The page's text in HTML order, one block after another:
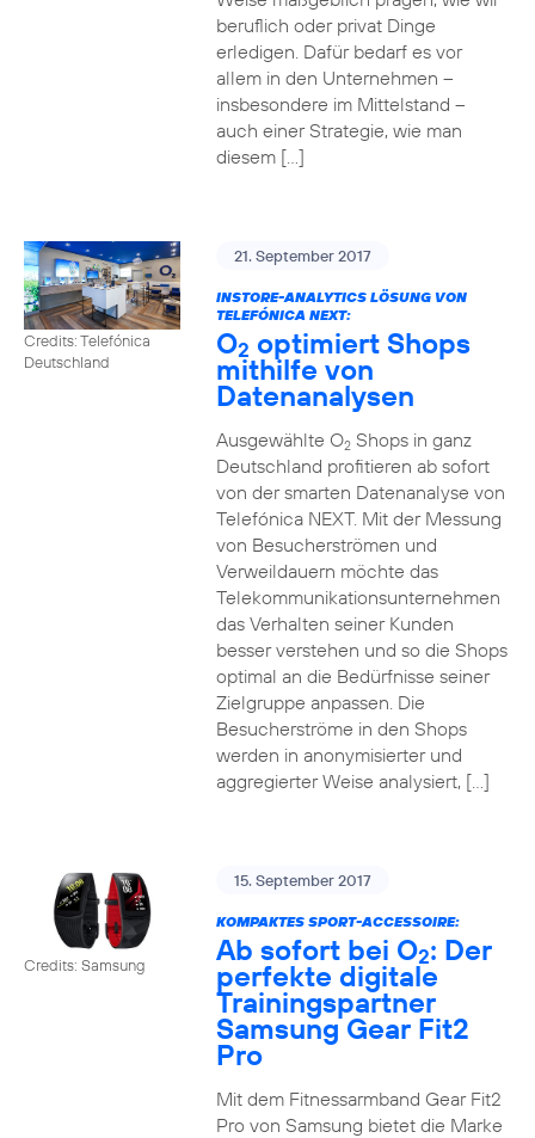
beruflich oder privat Dinge
erledigen. Dafür bedarf es vor
allem in den Unternehmen –
insbesondere im Mittelstand –
auch einer Strategie, wie man
diesem […]
Credits: Telefónica
Deutschland
21. September 2017
INSTORE-ANALYTICS LÖSUNG VON
TELEFÓNICA NEXT:
O2 optimiert Shops
mithilfe von
Datenanalysen
Ausgewählte O2Shops in ganz
Deutschland profitieren ab sofort
von der smarten Datenanalyse von
Telefónica NEXT. Mit der Messung
von Besucherströmen und
Verweildauern möchte das
Telekommunikationsunternehmen
das Verhalten seiner Kunden
besser verstehen und so die Shops
optimal an die Bedürfnisse seiner
Zielgruppe anpassen. Die
Besucherströme in den Shops
werden in anonymisierter und
aggregierter Weise analysiert, […]
Credits: Samsung
15. September 2017
KOMPAKTES SPORT-ACCESSOIRE:
Ab sofort bei O2: Der
perfekte digitale
Trainingspartner
Samsung Gear Fit2
Pro
Mit dem Fitnessarmband Gear Fit2
Pro von Samsung bietet die Marke